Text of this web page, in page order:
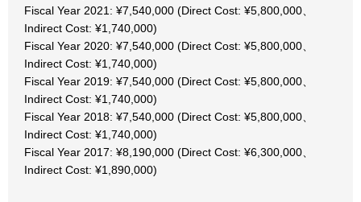
Fiscal Year 2021: ¥7,540,000 (Direct Cost: ¥5,800,000、
Indirect Cost: ¥1,740,000)
Fiscal Year 2020: ¥7,540,000 (Direct Cost: ¥5,800,000、
Indirect Cost: ¥1,740,000)
Fiscal Year 2019: ¥7,540,000 (Direct Cost: ¥5,800,000、
Indirect Cost: ¥1,740,000)
Fiscal Year 2018: ¥7,540,000 (Direct Cost: ¥5,800,000、
Indirect Cost: ¥1,740,000)
Fiscal Year 2017: ¥8,190,000 (Direct Cost: ¥6,300,000、
Indirect Cost: ¥1,890,000)